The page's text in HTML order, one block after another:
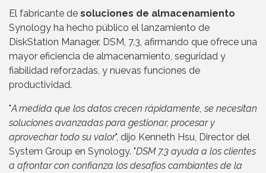
El fabricante de soluciones de almacenamiento
Synology ha hecho público el lanzamiento de
DiskStation Manager, DSM, 7.3, afirmando que ofrece una
mayor eficiencia de almacenamiento, seguridad y
fiabilidad reforzadas, y nuevas funciones de
productividad.
"A medida que los datos crecen rápidamente, se necesitan
soluciones avanzadas para gestionar, procesar y
aprovechar todo su valor", dijo Kenneth Hsu, Director del
System Group en Synology. "DSM 7.3 ayuda a los clientes
a afrontar con confianza los desafíos cambiantes de la